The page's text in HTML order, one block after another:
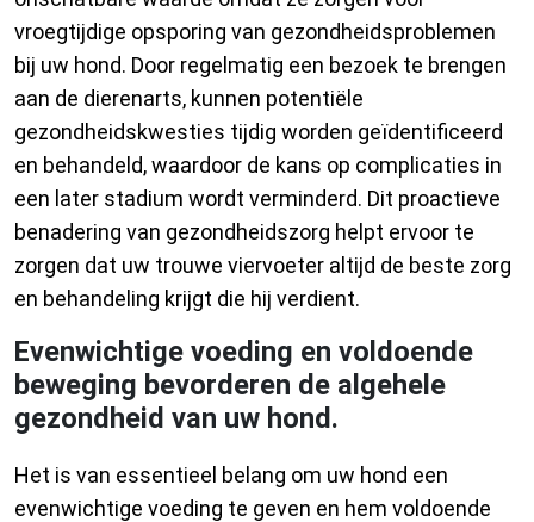
vroegtijdige opsporing van gezondheidsproblemen
bij uw hond. Door regelmatig een bezoek te brengen
aan de dierenarts, kunnen potentiële
gezondheidskwesties tijdig worden geïdentificeerd
en behandeld, waardoor de kans op complicaties in
een later stadium wordt verminderd. Dit proactieve
benadering van gezondheidszorg helpt ervoor te
zorgen dat uw trouwe viervoeter altijd de beste zorg
en behandeling krijgt die hij verdient.
Evenwichtige voeding en voldoende
beweging bevorderen de algehele
gezondheid van uw hond.
Het is van essentieel belang om uw hond een
evenwichtige voeding te geven en hem voldoende